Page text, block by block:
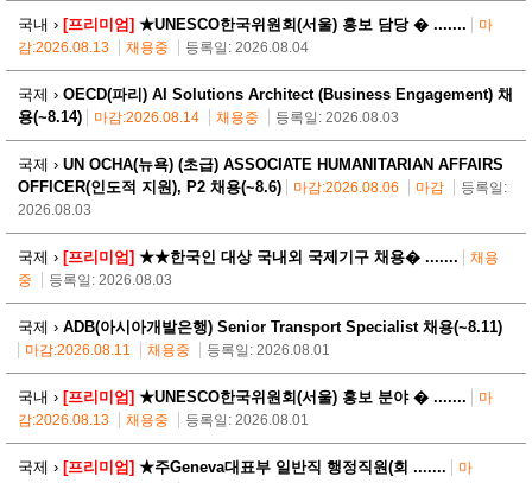
국내 › [프리미엄] ★UNESCO한국위원회(서울) 홍보 담당 � .......
마
감:2026.08.13
채용중 등록일: 2026.08.04
국제 › OECD(파리) AI Solutions Architect (Business Engagement) 채
용(~8.14)
마감:2026.08.14 채용중 등록일: 2026.08.03
국제 › UN OCHA(뉴욕) (초급) ASSOCIATE HUMANITARIAN AFFAIRS
OFFICER(인도적 지원), P2 채용(~8.6)
마감:2026.08.06 마감
등록일:
2026.08.03
국제 › [프리미엄] ★★한국인 대상 국내외 국제기구 채용� .......
채용
중
등록일: 2026.08.03
국제 › ADB(아시아개발은행) Senior Transport Specialist 채용(~8.11)
마감:2026.08.11 채용중 등록일: 2026.08.01
국내 › [프리미엄] ★UNESCO한국위원회(서울) 홍보 분야 � .......
마
감:2026.08.13
채용중 등록일: 2026.08.01
국제 › [프리미엄] ★주Geneva대표부 일반직 행정직원(회 .......
마